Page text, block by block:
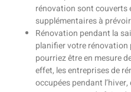
rénovation sont couverts
supplémentaires à
Rénovation pendant la
planifier votre
pourriez être en mesure
effet, les entreprises de
occupées pendant